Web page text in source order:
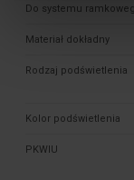
Do systemu
Materiał dokładny
Rodzaj podświetlenia
Kolor podświetlenia
PKWIU